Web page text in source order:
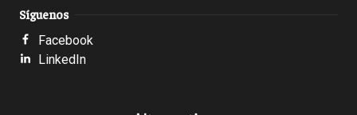
Síguenos
Facebook
LinkedIn